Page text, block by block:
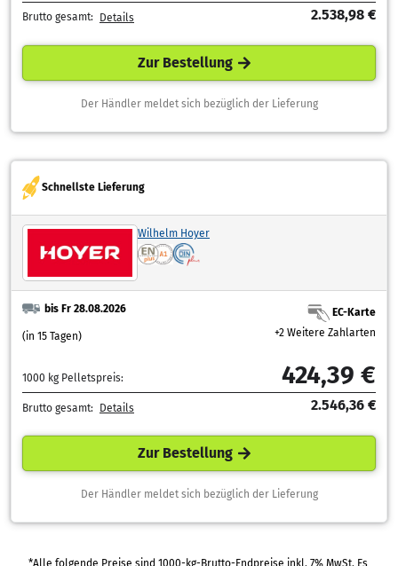
Brutto gesamt: Details 2.538,98 €
Zur Bestellung
Der Händler meldet sich bezüglich der Lieferung
Schnellste Lieferung
Wilhelm Hoyer
bis Fr 28.08.2026
(in 15 Tagen)
EC-Karte
+2 Weitere Zahlarten
1000 kg Pelletspreis: 424,39 €
Brutto gesamt: Details 2.546,36 €
Zur Bestellung
Der Händler meldet sich bezüglich der Lieferung
*Alle folgende Preise sind 1000-kg-Brutto-Endpreise inkl. 7% MwSt. Es